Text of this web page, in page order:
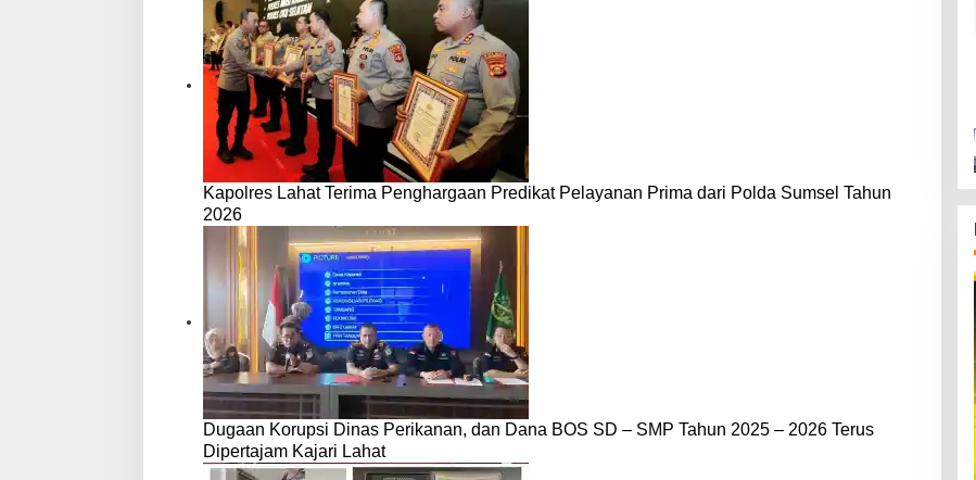
Kapolres Lahat Terima Penghargaan Predikat Pelayanan Prima dari Polda Sumsel Tahun
2026
Dugaan Korupsi Dinas Perikanan, dan Dana BOS SD – SMP Tahun 2025 – 2026 Terus
Dipertajam Kajari Lahat